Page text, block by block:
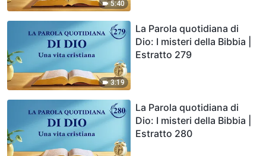
5:40
3:19
La Parola quotidiana di
Dio: I misteri della Bibbia |
Estratto 279
La Parola quotidiana di
Dio: I misteri della Bibbia |
Estratto 280